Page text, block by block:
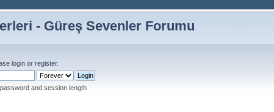
- Güreş Sevenler Forumu
login orregister.
and session length